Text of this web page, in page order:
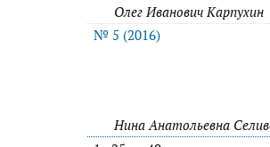
Олег Иванович Карпухин
№ 5 (2016)
Нина Анатольевна